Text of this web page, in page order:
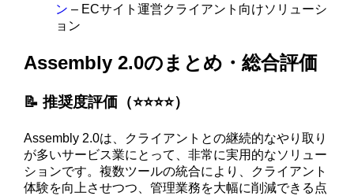
ン – ECサイト運営クライアント向けソリューシ
ョン
Assembly 2.0のまとめ・総合評価
📝 推奨度評価（⭐️⭐️⭐️⭐️）
Assembly 2.0は、クライアントとの継続的なやり取り
が多いサービス業にとって、非常に実用的なソリュー
ションです。複数ツールの統合により、クライアント
体験を向上させつつ、管理業務を大幅に削減できる点